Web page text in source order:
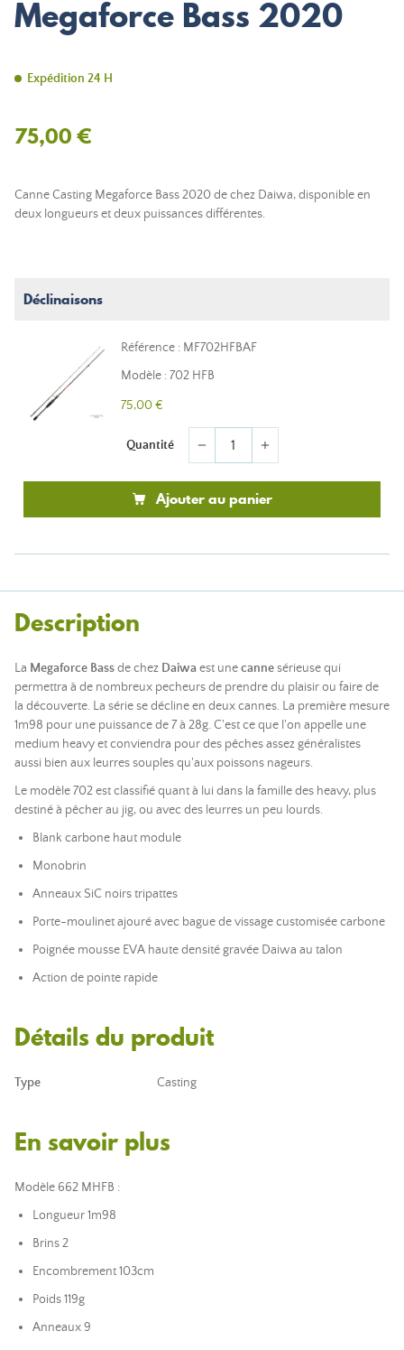
Megaforce Bass 2020
Expédition 24 H
75,00 €
Canne Casting Megaforce Bass 2020 de chez Daiwa, disponible en
deux longueurs et deux puissances différentes.
Déclinaisons
Référence : MF702HFBAF
Modèle : 702 HFB
75,00 €
Quantité remove add
Ajouter au panier
Description
La Megaforce Bassde chez Daiwa est unecannesérieuse qui
permettra à de nombreux pecheurs de prendre du plaisir ou faire de
la découverte. La série se décline en deux cannes. La première mesure
1m98 pour une puissance de 7 à 28g. C'est ce que l'on appelle une
medium heavy et conviendra pour des pêches assez généralistes
aussi bien aux leurres souples qu'aux poissons nageurs.
Le modèle 702 est classifié quant à lui dans la famille des heavy, plus
destiné à pêcher au jig, ou avec des leurres un peu lourds.
Blank carbone haut module
Monobrin
Anneaux SiC noirs tripattes
Porte-moulinet ajouré avec bague de vissage customisée carbone
Poignée mousse EVA haute densité gravée Daiwa au talon
Action de pointe rapide
Détails du produit
Type Casting
En savoir plus
Modèle 662 MHFB :
Longueur 1m98
Brins 2
Encombrement 103cm
Poids 119g
Anneaux 9